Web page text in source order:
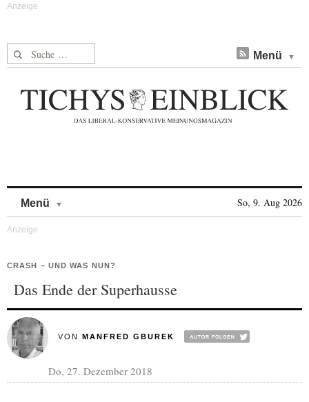
Suche nach: Menü
Menü So, 9. Aug 2026
CRASH – UND WAS NUN?
Das Ende der Superhausse
VON MANFRED GBUREK
Do, 27. Dezember 2018